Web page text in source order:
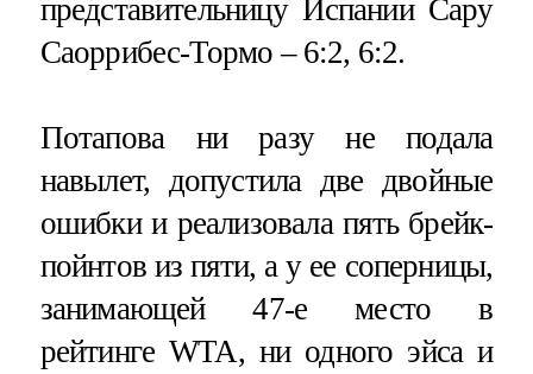
представительницу Испании Сару
Саоррибес-Тормо – 6:2, 6:2.
Потапова ни разу не подала
навылет, допустила две двойные
ошибки и реализовала пять брейк-
пойнтов из пяти, а у ее соперницы,
занимающей 47-е место в
рейтинге WTA, ни одного эйса и